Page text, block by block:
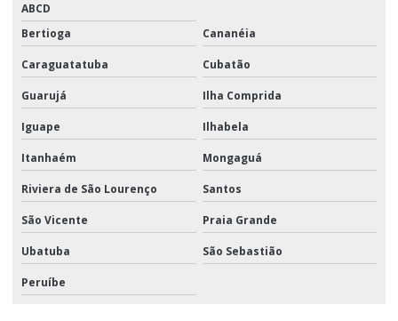
ABCD
Bertioga
Cananéia
Caraguatatuba Cubatão
Guarujá Ilha Comprida
Iguape Ilhabela
Itanhaém Mongaguá
Riviera de São Lourenço Santos
São Vicente Praia Grande
Ubatuba São Sebastião
Peruíbe